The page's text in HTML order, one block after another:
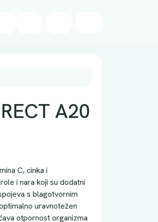
A20
C, cinka i
i nara koji su dodatni
s blagotvornim
uravnotežen
otpornost organizma